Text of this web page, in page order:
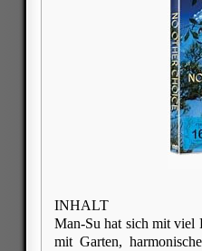
INHALT
Man-Su hat sich mit viel
mit Garten,